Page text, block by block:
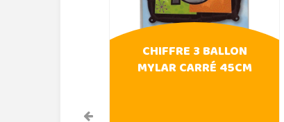
CHIFFRE 3 BALLON
MYLAR CARRÉ 45CM